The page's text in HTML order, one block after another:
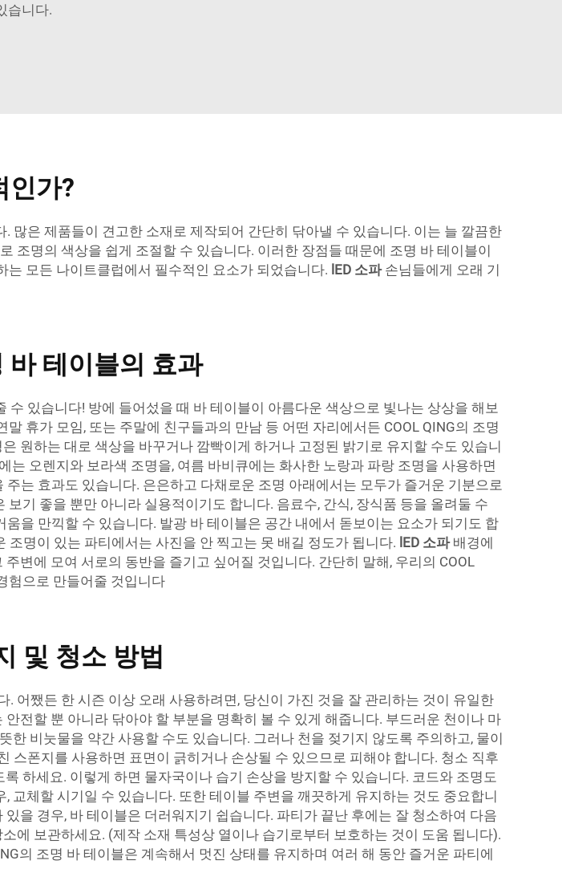
습니다.
인가?
많은 제품들이 견고한 소재로 제작되어 간단히 닦아낼 수 있습니다. 이는 늘 깔끔한
조명의 색상을 쉽게 조절할 수 있습니다. 이러한 장점들 때문에 조명 바 테이블이
는 모든 나이트클럽에서 필수적인 요소가 되었습니다. lED 소파 손님들에게 오래 기
바 테이블의 효과
있습니다! 방에 들어섰을 때 바 테이블이 아름다운 색상으로 빛나는 상상을 해보
휴가 모임, 또는 주말에 친구들과의 만남 등 어떤 자리에서든 COOL QING의 조명
원하는 대로 색상을 바꾸거나 깜빡이게 하거나 고정된 밝기로 유지할 수도 있습니
오렌지와 보라색 조명을, 여름 바비큐에는 화사한 노랑과 파랑 조명을 사용하면
는 효과도 있습니다. 은은하고 다채로운 조명 아래에서는 모두가 즐거운 기분으로
기 좋을 뿐만 아니라 실용적이기도 합니다. 음료수, 간식, 장식품 등을 올려둘 수
을 만끽할 수 있습니다. 발광 바 테이블은 공간 내에서 돋보이는 요소가 되기도 합
명이 있는 파티에서는 사진을 안 찍고는 못 배길 정도가 됩니다. lED 소파 배경에
변에 모여 서로의 동반을 즐기고 싶어질 것입니다. 간단히 말해, 우리의 COOL
험으로 만들어줄 것입니다
및 청소 방법
어쨌든 한 시즌 이상 오래 사용하려면, 당신이 가진 것을 잘 관리하는 것이 유일한
전할 뿐 아니라 닦아야 할 부분을 명확히 볼 수 있게 해줍니다. 부드러운 천이나 마
비눗물을 약간 사용할 수도 있습니다. 그러나 천을 젖기지 않도록 주의하고, 물이
폰지를 사용하면 표면이 긁히거나 손상될 수 있으므로 피해야 합니다. 청소 직후
하세요. 이렇게 하면 물자국이나 습기 손상을 방지할 수 있습니다. 코드와 조명도
체할 시기일 수 있습니다. 또한 테이블 주변을 깨끗하게 유지하는 것도 중요합니
을 경우, 바 테이블은 더러워지기 쉽습니다. 파티가 끝난 후에는 잘 청소하여 다음
에 보관하세요. (제작 소재 특성상 열이나 습기로부터 보호하는 것이 도움 됩니다).
의 조명 바 테이블은 계속해서 멋진 상태를 유지하며 여러 해 동안 즐거운 파티에